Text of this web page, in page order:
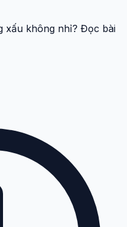
xấu không nhỉ? Đọc bài